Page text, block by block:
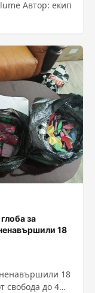
Автор: екип
publikaciata-se-
за
18
18
свобода до 4